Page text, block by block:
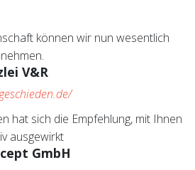
können wir nun wesentlich
V&R
hat sich die Empfehlung, mit Ihnen
ausgewirkt
GmbH